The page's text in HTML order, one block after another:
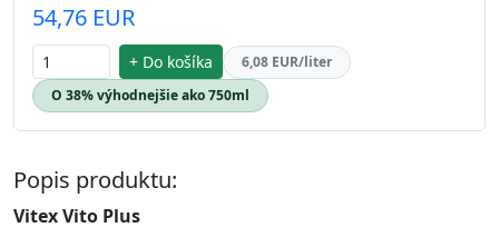
54,76 EUR
+ Do košíka
6,08 EUR/liter
O 38% výhodnejšie ako 750ml
Popis produktu:
Vitex Vito Plus